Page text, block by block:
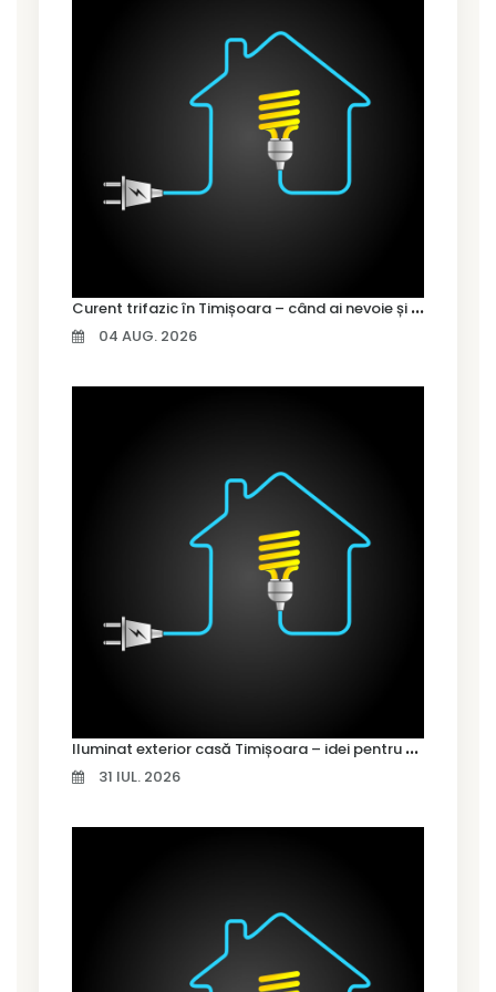
C
urent trifazic în Timișoara – când ai nevoie și cum îl alegi
04 AUG. 2026
I
luminat exterior casă Timișoara – idei pentru siguranță și confort
31 IUL. 2026